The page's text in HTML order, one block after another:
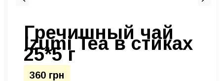
Гречишный чай
Izumi Tea в стиках
25*5 г
360 грн